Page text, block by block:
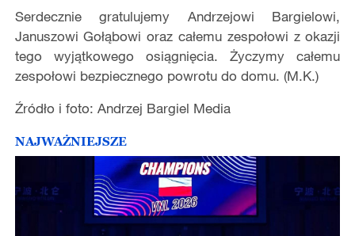
Serdecznie gratulujemy Andrzejowi Bargielowi,
Januszowi Gołąbowi oraz całemu zespołowi z okazji
tego wyjątkowego osiągnięcia. Życzymy całemu
zespołowi bezpiecznego powrotu do domu. (M.K.)
Źródło i foto: Andrzej Bargiel Media
NAJWAŻNIEJSZE